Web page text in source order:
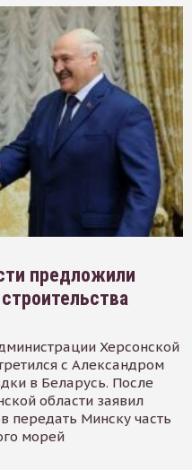
предложили
Херсонской
с Александром
в Беларусь. После
области заявил
передать Минску часть
морей